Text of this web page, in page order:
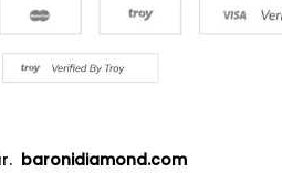
baronidiamond.com